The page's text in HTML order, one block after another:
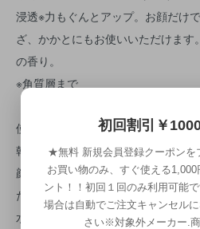
浸透※力もぐんとアップ。お顔だけ
ざ、かかとにもお使いいただけま
の香り。
※角質層まで
使用方法
乾いた手に3～5プッシュとり、ゴ
顔全体をやさしくなでるようにマッ
たのもが出始めたら10秒ほど続け
水などで普段のお手入れをしてくだ
初回割引￥
★無料 新規会員登録クーポン
お買い物のみ、すぐ使える
ント！！初回１回のみ利用可能
場合は自動でご注文キャンセル
さい※対象外メーカー.